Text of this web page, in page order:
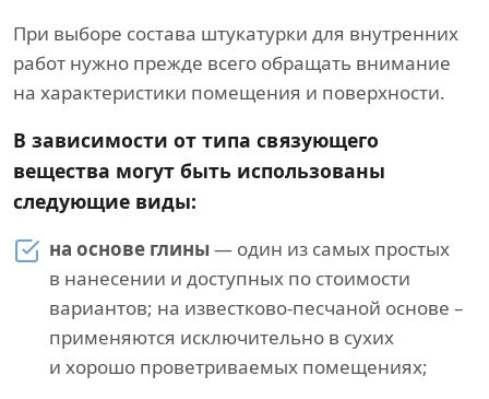
При выборе состава штукатурки для внутренних
работ нужно прежде всего обращать внимание
на характеристики помещения и поверхности.
В зависимости от типа связующего
вещества могут быть использованы
следующие виды:
на основе глины — один из самых простых
в нанесении и доступных по стоимости
вариантов; на известково-песчаной основе –
применяются исключительно в сухих
и хорошо проветриваемых помещениях;